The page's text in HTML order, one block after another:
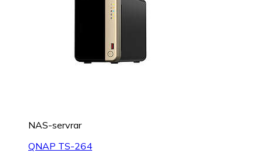
NAS-servrar
QNAP TS-264